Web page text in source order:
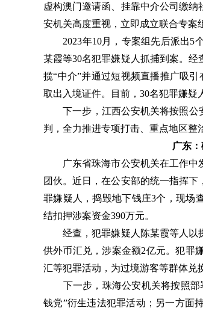
虚构澳门邀请函、挂靠中介公司缴
安机关高度重视，立即成立联合专案
2023年10月，专案组先后派出5个
某霞等30名犯罪嫌疑人抓捕到案。
揽“中介”并通过短视频直播推广吸
取出入境证件。目前，30名犯罪嫌疑
下一步，江西公安机关将按照公
判，全力推进专项打击、重点地区整
广东
广东省珠海市公安机关在工作中
团伙。近日，在公安部的统一指挥
罪嫌疑人，捣毁地下钱庄3个，现场
结扣押涉案资金390万元。
经查，犯罪嫌疑人陈某霞等人以
供外币汇兑，涉案金额2亿元。犯罪
汇等犯罪活动，为过境游客等群体兑
下一步，珠海公安机关将按照部
钱党”衍生违法犯罪活动；另一方面